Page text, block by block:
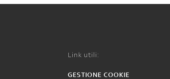
Link utili:
GESTIONE COOKIE